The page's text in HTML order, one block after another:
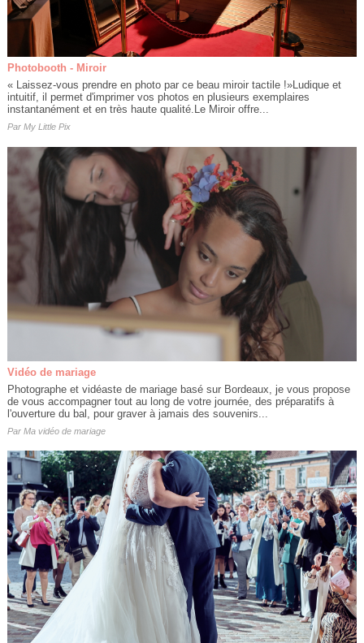
Photobooth - Miroir
« Laissez-vous prendre en photo par ce beau miroir tactile !»Ludique et
intuitif, il permet d'imprimer vos photos en plusieurs exemplaires
instantanément et en très haute qualité.Le Miroir offre...
Par My Little Pix
Vidéo de mariage
Photographe et vidéaste de mariage basé sur Bordeaux, je vous propose
de vous accompagner tout au long de votre journée, des préparatifs à
l'ouverture du bal, pour graver à jamais des souvenirs...
Par Ma vidéo de mariage